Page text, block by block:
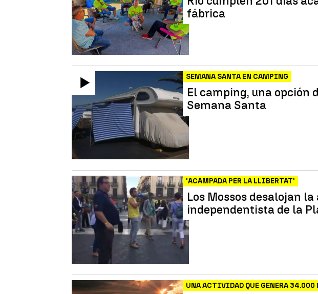
fábrica
SEMANA SANTA EN CAMPING
El camping, una opción
Semana Santa
'ACAMPADA PER LA LLIBERTAT'
Los Mossos desalojan
independentista de la
UNA ACTIVIDAD QUE GENERA 34.000